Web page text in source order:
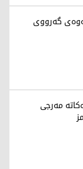
گەرووی
مەرجی